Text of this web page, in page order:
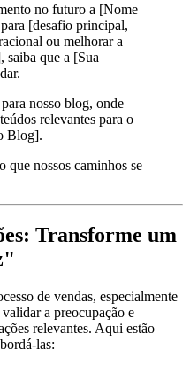
no futuro a [Nome
[desafio principal,
ou melhorar a
saiba que a [Sua
nosso blog, onde
relevantes para o
Blog].
que nossos caminhos se
Transforme um
de vendas, especialmente
a preocupação e
relevantes. Aqui estão
las: